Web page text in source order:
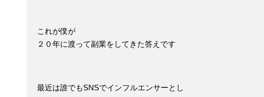
これが僕が
２０年に渡って副業をしてきた答えです
最近は誰でもSNSでインフルエンサーとし